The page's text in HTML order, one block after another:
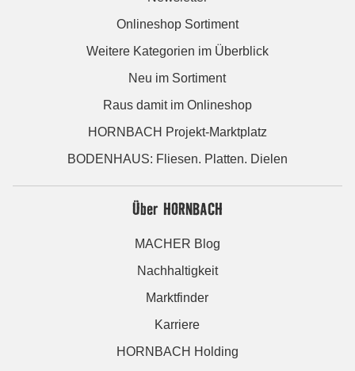
Onlineshop Sortiment
Weitere Kategorien im Überblick
Neu im Sortiment
Raus damit im Onlineshop
HORNBACH Projekt-Marktplatz
BODENHAUS: Fliesen. Platten. Dielen
Über HORNBACH
MACHER Blog
Nachhaltigkeit
Marktfinder
Karriere
HORNBACH Holding